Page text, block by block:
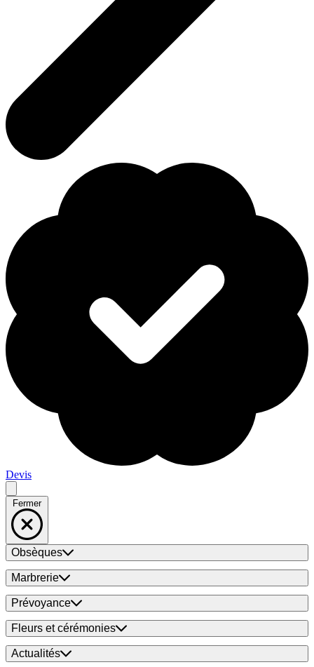
Devis
Fermer
Obsèques
Marbrerie
Prévoyance
Fleurs et cérémonies
Actualités